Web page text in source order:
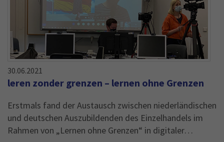
30.06.2021
leren zonder grenzen – lernen ohne Grenzen
Erstmals fand der Austausch zwischen niederländischen
und deutschen Auszubildenden des Einzelhandels im
Rahmen von „Lernen ohne Grenzen“ in digitaler…